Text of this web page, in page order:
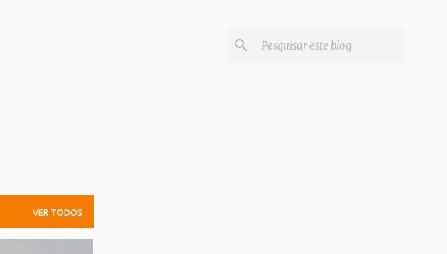
VER TODOS